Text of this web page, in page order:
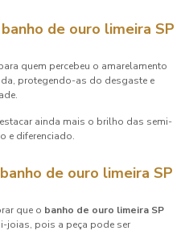
banho de ouro limeira SP
quem percebeu o amarelamento
protegendo-as do desgaste e
ainda mais o brilho das semi-
e diferenciado.
banho de ouro limeira SP
que o banho de ouro limeira SP
joias, pois a peça pode ser